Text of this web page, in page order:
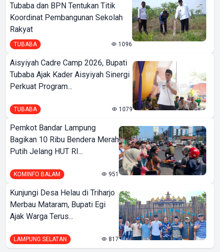
Tubaba dan BPN Tentukan Titik
Koordinat Pembangunan Sekolah
Rakyat
TUBABA 1096
Aisyiyah Cadre Camp 2026, Bupati
Tubaba Ajak Kader Aisyiyah Sinergi
Perkuat Program...
TUBABA 1079
Pemkot Bandar Lampung
Bagikan 10 Ribu Bendera Merah
Putih Jelang HUT RI...
KOMINFO BALAM 951
Kunjungi Desa Helau di Triharjo
Merbau Mataram, Bupati Egi
Ajak Warga Terus...
LAMPUNG SELATAN 817